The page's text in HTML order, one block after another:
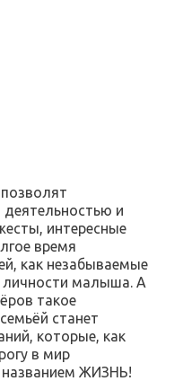
и
интересные
время
как незабываемые
личности малыша. А
такое
станет
которые, как
в мир
ЖИЗНЬ!